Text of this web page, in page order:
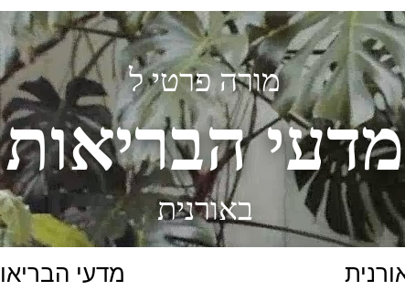
מורה פרטי ל
מדעי הבריאות
באורנית